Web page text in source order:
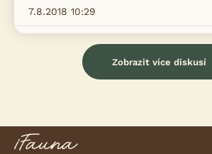
7.8.2018 10:29
Zobrazit více diskusí